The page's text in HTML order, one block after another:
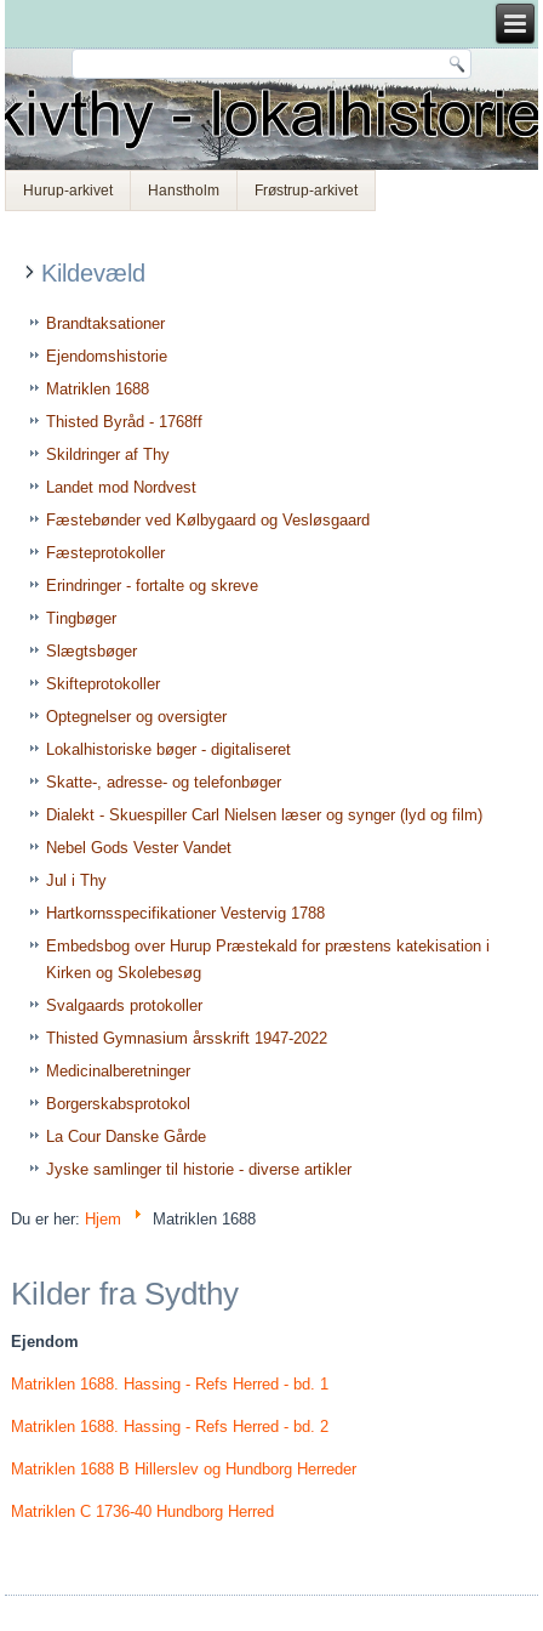
Hurup-arkivet Hanstholm Frøstrup-arkivet
Kildevæld
Brandtaksationer
Ejendomshistorie
Matriklen 1688
Thisted Byråd - 1768ff
Skildringer af Thy
Landet mod Nordvest
Fæstebønder ved Kølbygaard og Vesløsgaard
Fæsteprotokoller
Erindringer - fortalte og skreve
Tingbøger
Slægtsbøger
Skifteprotokoller
Optegnelser og oversigter
Lokalhistoriske bøger - digitaliseret
Skatte-, adresse- og telefonbøger
Dialekt - Skuespiller Carl Nielsen læser og synger (lyd og film)
Nebel Gods Vester Vandet
Jul i Thy
Hartkornsspecifikationer Vestervig 1788
Embedsbog over Hurup Præstekald for præstens katekisation i
Kirken og Skolebesøg
Svalgaards protokoller
Thisted Gymnasium årsskrift 1947-2022
Medicinalberetninger
Borgerskabsprotokol
La Cour Danske Gårde
Jyske samlinger til historie - diverse artikler
Du er her: Hjem Matriklen 1688
Kilder fra Sydthy
Ejendom
Matriklen 1688. Hassing - Refs Herred - bd. 1
Matriklen 1688. Hassing - Refs Herred - bd. 2
Matriklen 1688 B Hillerslev og Hundborg Herreder
Matriklen C 1736-40 Hundborg Herred